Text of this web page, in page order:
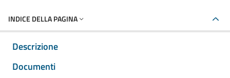
INDICE DELLA PAGINA
Descrizione
Documenti